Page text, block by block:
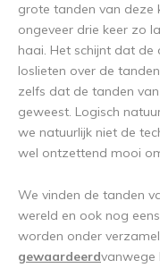
grote tanden van deze
ongeveer drie keer zo
haai. Het schijnt dat de
loslieten over de
zelfs dat de tanden
geweest. Logisch
we natuurlijk niet de
wel ontzettend mooi
We vinden de tanden
wereld en ook nog
worden onder
gewaardeerdvanwege